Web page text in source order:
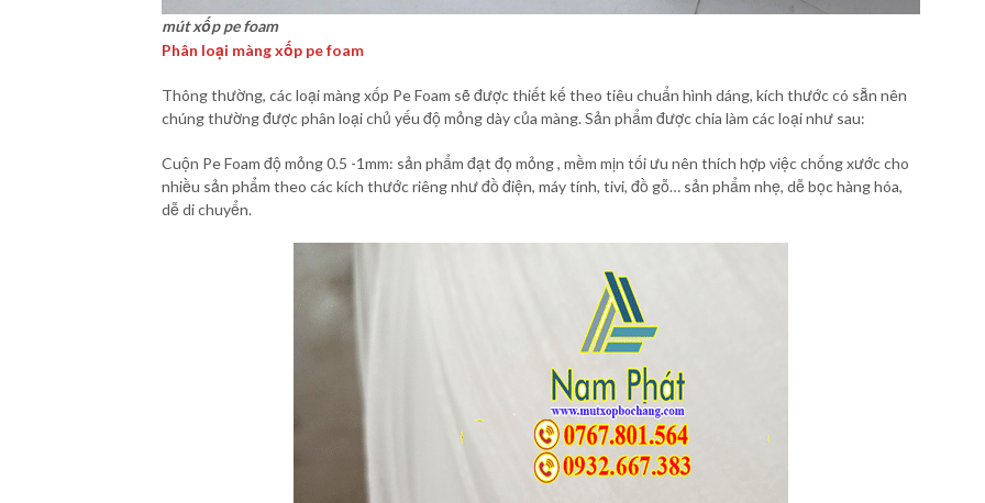
mút xốp pe foam
Phân loại màng xốp pe foam
Thông thường, các loại màng xốp Pe Foam sẽ được thiết kế theo tiêu chuẩn hình dáng, kích thước có sẵn nên
chúng thường được phân loại chủ yếu độ mỏng dày của màng. Sản phẩm được chia làm các loại như sau:
Cuộn Pe Foam độ mỏng 0.5 -1mm: sản phẩm đạt đọ mỏng , mềm mịn tối ưu nên thích hợp việc chống xước cho
nhiều sản phẩm theo các kích thước riêng như đồ điện, máy tính, tivi, đồ gỗ… sản phẩm nhẹ, dễ bọc hàng hóa,
dễ di chuyển.